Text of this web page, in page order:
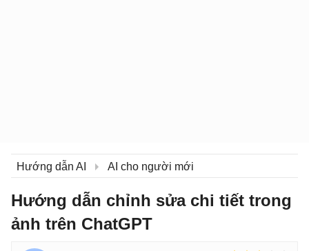
Hướng dẫn AI AI cho người mới
Hướng dẫn chỉnh sửa chi tiết trong
ảnh trên ChatGPT